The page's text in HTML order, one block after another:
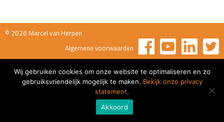
© 2026 Marcel van Herpen
Algemene voorwaarden
Wij gebruiken cookies om onze website te optimaliseren en zo
gebruiksvriendelijk mogelijk te maken. Bekijk onze privacy
statement.
Akkoord